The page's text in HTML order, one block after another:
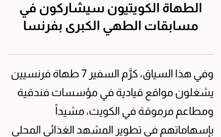
الطهاة الكويتيون سيشاركون في
مسابقات الطهي الكبرى بفرنسا
وفي هذا السياق، كرَّم السفير 7 طهاة فرنسيين
يشغلون مواقع قيادية في مؤسسات فندقية
ومطاعم مرموقة في الكويت، مشيداً
بإسهاماتهم في تطوير المشهد الغذائي المحلي